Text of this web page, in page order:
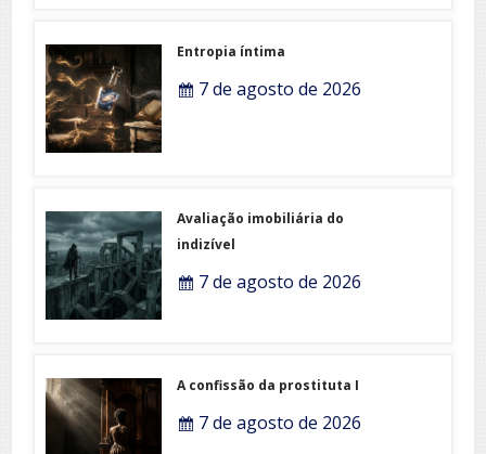
Entropia íntima
7 de agosto de 2026
Avaliação imobiliária do
indizível
7 de agosto de 2026
A confissão da prostituta I
7 de agosto de 2026